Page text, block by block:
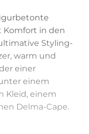
Komfort in den
Styling-
warm und
einer
einem
Kleid, einem
Delma-Cape.